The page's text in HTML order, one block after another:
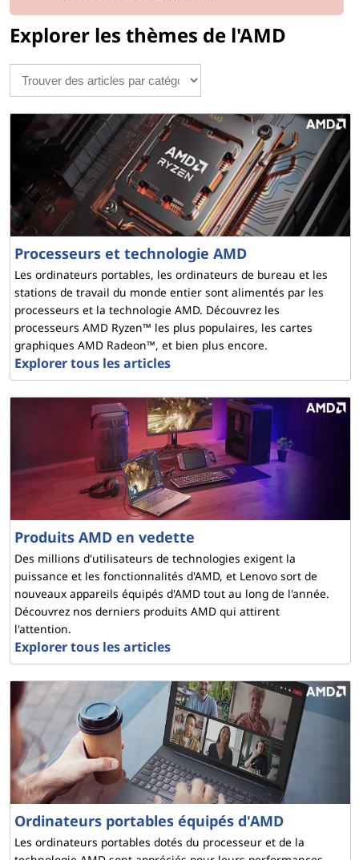
Explorer les thèmes de l'AMD
Processeurs et technologie AMD
Les ordinateurs portables, les ordinateurs de bureau et les
stations de travail du monde entier sont alimentés par les
processeurs et la technologie AMD. Découvrez les
processeurs AMD Ryzen™ les plus populaires, les cartes
graphiques AMD Radeon™, et bien plus encore.
Explorer tous les articles
Produits AMD en vedette
Des millions d'utilisateurs de technologies exigent la
puissance et les fonctionnalités d'AMD, et Lenovo sort de
nouveaux appareils équipés d'AMD tout au long de l'année.
Découvrez nos derniers produits AMD qui attirent
l'attention.
Explorer tous les articles
Ordinateurs portables équipés d'AMD
Les ordinateurs portables dotés du processeur et de la